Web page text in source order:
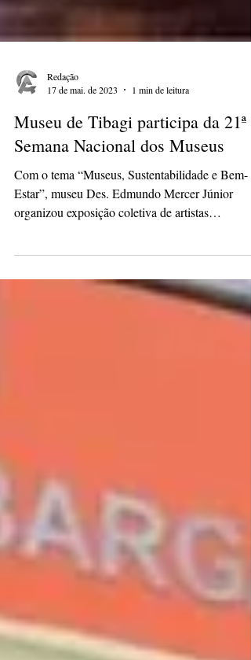
17 de mai. de 2023
1 min de leitura
Museu de Tibagi participa da 21ª
Semana Nacional dos Museus
Com o tema “Museus, Sustentabilidade e Bem-
Estar”, museu Des. Edmundo Mercer Júnior
tibagianos...